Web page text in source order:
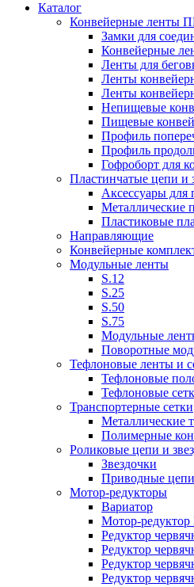
Каталог
Конвейерные ленты
Замки для
Конвейерные
Ленты для
Ленты
Ленты
Непищевые
Пищевые
Профиль
Профиль
Гофроборт для
Пластинчатые цепи и
Аксессуары для
Металлические
Пластиковые
Направляющие
Конвейерные
Модульные ленты
S.12
S.25
S.50
S.75
Модульные
Поворотные
Тефлоновые ленты и
Тефлоновые
Тефлоновые
Транспортерные сетки
Металлические
Полимерные
Роликовые цепи и
Звездочки
Приводные цепи
Мотор-редукторы
Вариатор
Мотор-
Редуктор
Редуктор
Редуктор
Редуктор